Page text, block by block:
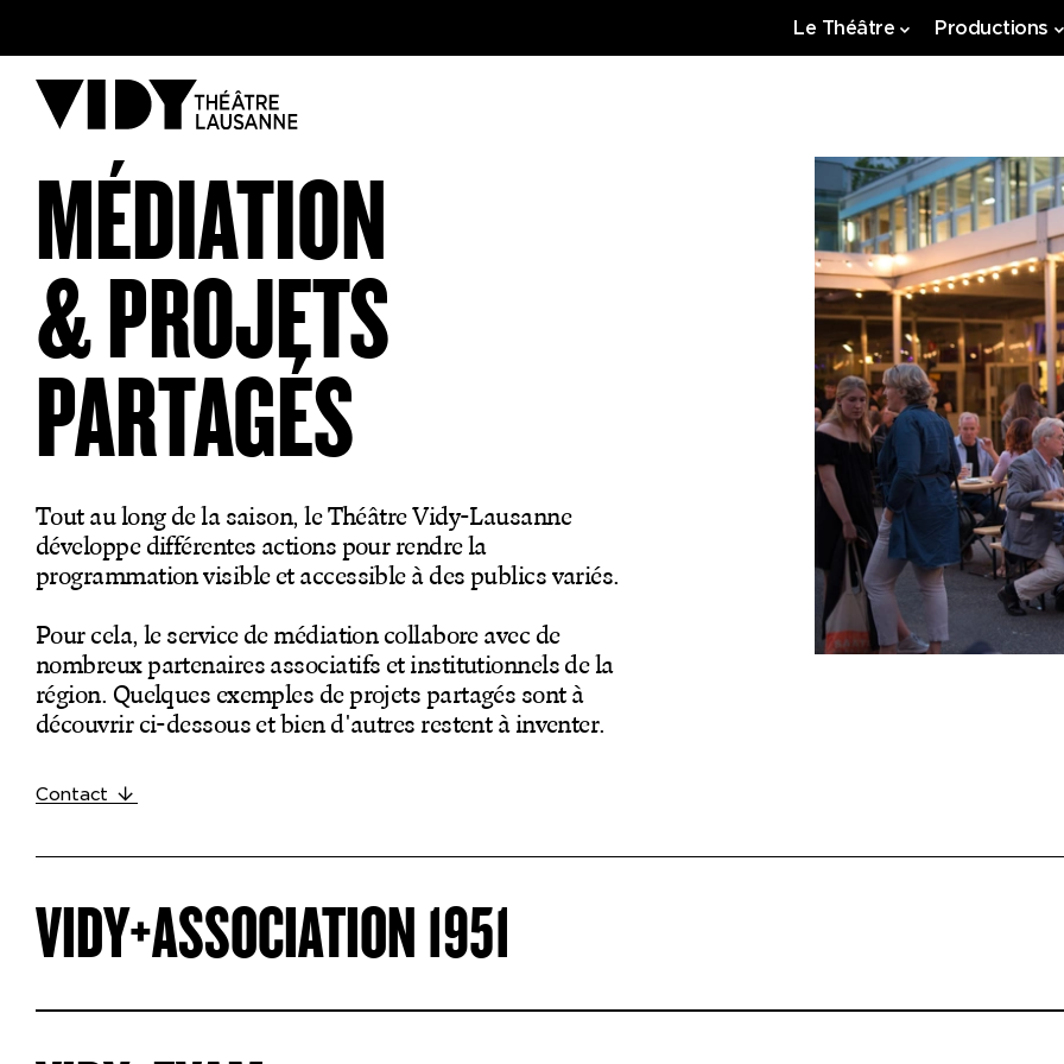
Le Théâtre Productions
AU PROGRAMME
PARTICIPER
VENIR À VIDY
Le Théâtre
Productions
Mon compte
MÉDIATION
& PROJETS
PARTAGÉS
Tout au long de la saison, le Théâtre Vidy-Lausanne
développe différentes actions pour rendre la
programmation visible et accessible à des publics variés.
Pour cela, le service de médiation collabore avec de
nombreux partenaires associatifs et institutionnels de la
région. Quelques exemples de projets partagés sont à
découvrir ci-dessous et bien d'autres restent à inventer.
Contact
VIDY+ASSOCIATION 1951